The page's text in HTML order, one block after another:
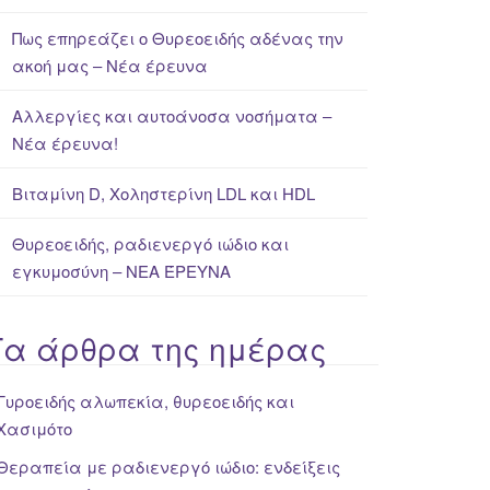
Πως επηρεάζει ο Θυρεοειδής αδένας την
ακοή μας – Νέα έρευνα
Αλλεργίες και αυτοάνοσα νοσήματα –
Νέα έρευνα!
Βιταμίνη D, Χοληστερίνη LDL και HDL
Θυρεοειδής, ραδιενεργό ιώδιο και
εγκυμοσύνη – ΝΕΑ ΈΡΕΥΝΑ
άρθρα της ημέρας
αλωπεκία, θυρεοειδής και
με ραδιενεργό ιώδιο: ενδείξεις